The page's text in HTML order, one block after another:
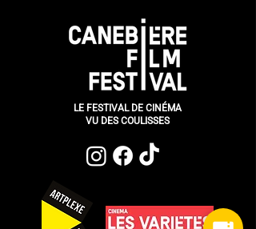
LE FESTIVAL DE CINÉMA
VU DES COULISSES